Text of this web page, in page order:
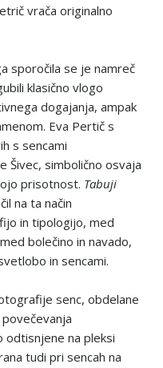
vrača originalno
sporočila se je namreč
klasično vlogo
dogajanja, ampak
Eva Pertič s
s sencami
simbolično osvaja
prisotnost. Tabuji
na ta način
in tipologijo, med
bolečino in navado,
in sencami.
senc, obdelane
odtisnjene na pleksi
tudi pri sencah na